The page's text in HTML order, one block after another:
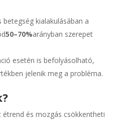
betegség kialakulásában a
50–70%arányban szerepet
esetén is befolyásolható,
jelenik meg a probléma.
és mozgás csökkentheti